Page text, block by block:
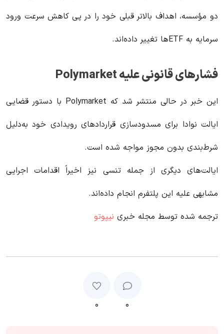
دو مؤسسه، اهداف بالاتر قبلی خود را در پی کاهش سرعت ورود
سرمایه به ETFها تغییر داده‌اند.
فشارهای قانونی علیه Polymarket
این خبر در حالی منتشر شد که Polymarket با دستور قضایی
ایالت نوادا برای مسدودسازی قراردادهای رویدادی خود به‌دلیل
شرط‌بندی بدون مجوز مواجه شده است.
ایالت‌های دیگری از جمله تنسی نیز اخیراً اقدامات اجرایی
مشابهی علیه این پلتفرم انجام داده‌اند.
ترجمه شده توسط مجله خبری نیپوتو
۰ ۰